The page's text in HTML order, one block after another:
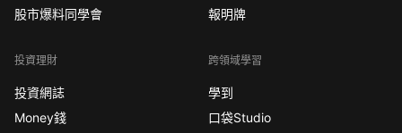
股市爆料同學會
投資理財
投資網誌
Money錢
報明牌
跨領域學習
學到
口袋Studio